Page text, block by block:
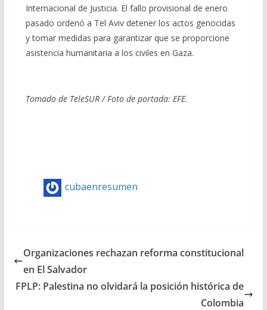
Internacional de Justicia. El fallo provisional de enero
pasado ordenó a Tel Aviv detener los actos genocidas
y tomar medidas para garantizar que se proporcione
asistencia humanitaria a los civiles en Gaza.
Tomado de TeleSUR / Foto de portada: EFE.
cubaenresumen
Organizaciones rechazan reforma constitucional
en El Salvador
FPLP: Palestina no olvidará la posición histórica de
Colombia